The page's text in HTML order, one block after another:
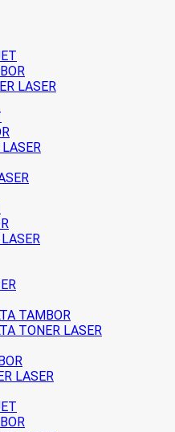
LASER
TAMBOR
TONER LASER
LASER